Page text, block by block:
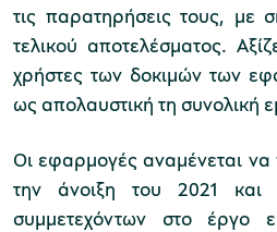
τις παρατηρήσεις τους, με
τελικού αποτελέσματος.
χρήστες των δοκιμών των
ως απολαυστική τη συνολική
Οι εφαρμογές αναμένεται
την άνοιξη του 2021 και
συμμετεχόντων στο έργο